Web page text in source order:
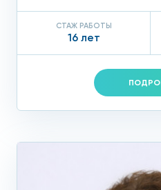
СТАЖ РАБОТЫ
16 лет